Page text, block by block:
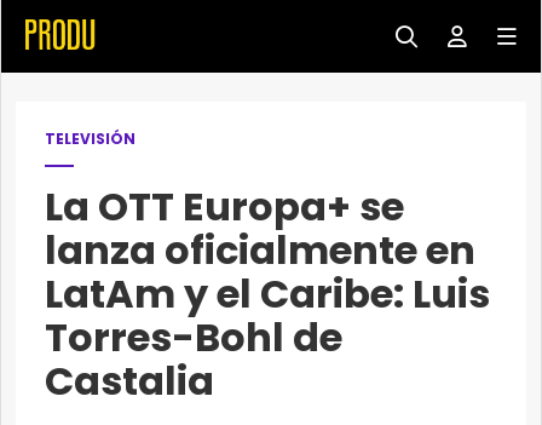
TELEVISIÓN
La OTT Europa+ se
lanza oficialmente en
LatAm y el Caribe: Luis
Torres-Bohl de
Castalia